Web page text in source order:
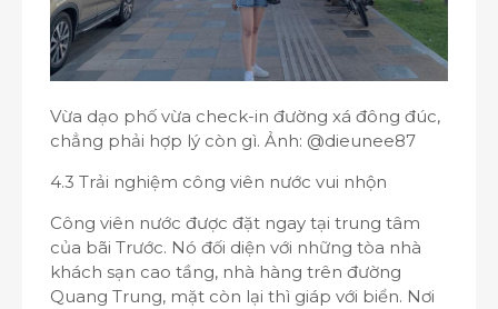
Vừa dạo phố vừa check-in đường xá đông đúc,
chẳng phải hợp lý còn gì. Ảnh: @dieunee87
4.3 Trải nghiệm công viên nước vui nhộn
Công viên nước được đặt ngay tại trung tâm
của bãi Trước. Nó đối diện với những tòa nhà
khách sạn cao tầng, nhà hàng trên đường
Quang Trung, mặt còn lại thì giáp với biển. Nơi